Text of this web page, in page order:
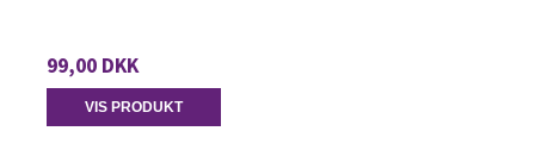
99,00 DKK
VIS PRODUKT